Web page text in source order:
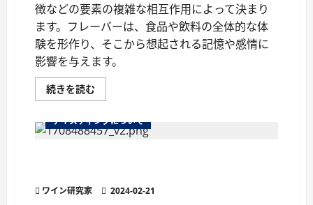
徴などの要素の複雑な相互作用によって決まり
ます。フレーバーは、食品や飲料の全体的な体
験を形作り、そこから想起される記憶や感情に
影響を与えます。
続きを読む
イ
フ
レ
理
解
テイスティングについて
ワイン研究家 2024-02-21